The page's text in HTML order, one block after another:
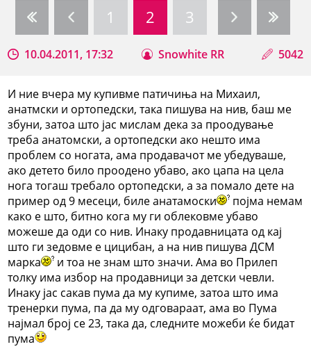
1
2 3
10.04.2011, 17:32 Snowhite RR 5042
И ние вчера му купивме патичиња на Михаил,
анатмски и ортопедски, така пишува на нив, баш ме
збуни, затоа што јас мислам дека за проодување
треба анатомски, а ортопедски ако нешто има
проблем со ногата, ама продавачот ме убедуваше,
ако детето било проодено убаво, ако цапа на цела
нога тогаш требало ортопедски, а за помало дете на
пример од 9 месеци, биле анатамоски
појма немам
како е што, битно кога му ги облековме убаво
можеше да оди со нив. Инаку продавницата од кај
што ги зедовме е цицибан, а на нив пишува ДСМ
марка
и тоа не знам што значи. Ама во Прилеп
толку има избор на продавници за детски чевли.
Инаку јас сакав пума да му купиме, затоа што има
тренерки пума, па да му одговараат, ама во Пума
најмал број се 23, така да, следните можеби ќе бидат
пума